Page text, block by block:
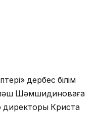
дербес білім
Шәмшидиноваға
директоры Криста